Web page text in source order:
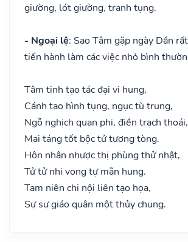
giường, lót giường, tranh tụng.
- Ngoại lệ: Sao Tâm gặp ngày Dần
tiến hành làm các việc nhỏ bình
Tâm tinh tạo tác đại vi hung,
Cánh tao hình tụng, ngục tù trung,
Ngỗ nghịch quan phi, điền trạch thoái,
Mai táng tốt bộc tử tương tòng.
Hôn nhân nhược thị phùng thử nhật,
Tử tử nhi vong tự mãn hung.
Tam niên chi nội liên tạo họa,
Sự sự giáo quân một thủy chung.